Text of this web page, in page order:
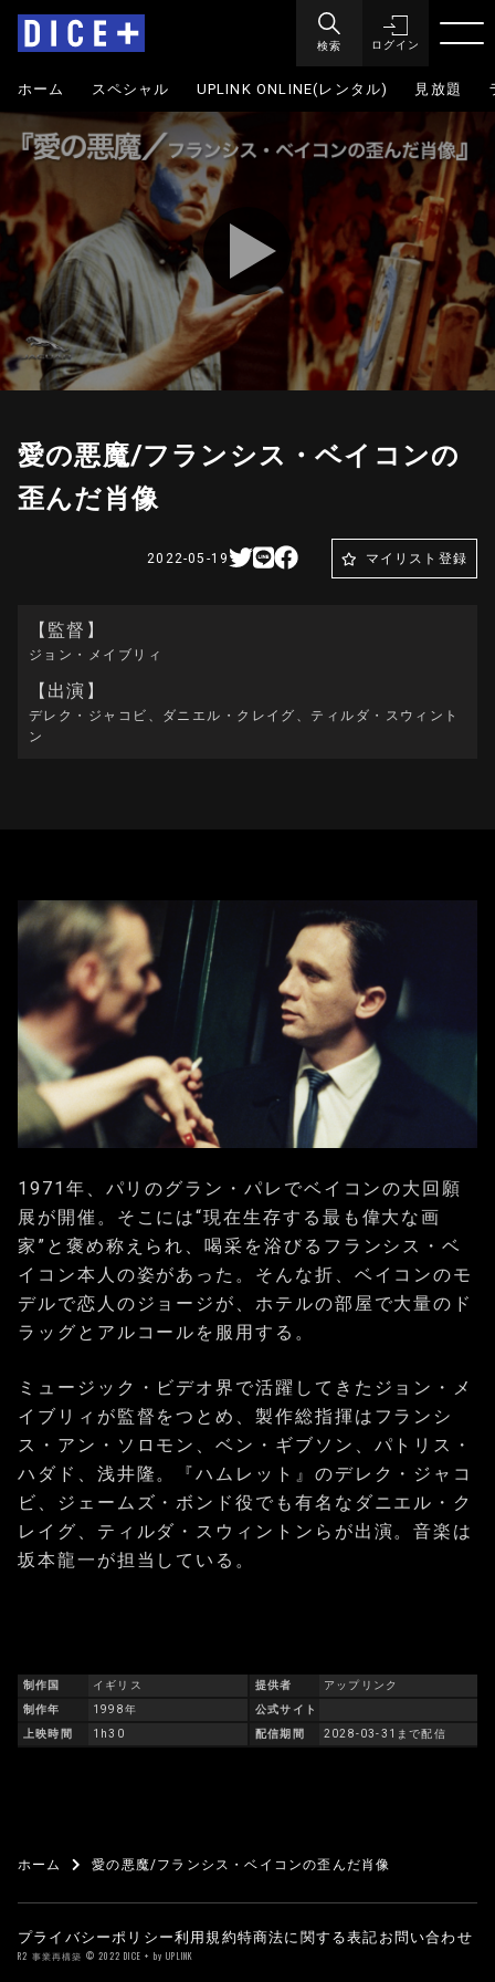
検索 ログイン
ホーム スペシャル UPLINK ONLINE(レンタル) 見放題
愛の悪魔/フランシス・ベイコンの
歪んだ肖像
2022-05-19 マイリスト登録
【監督】
ジョン・メイブリィ
【出演】
デレク・ジャコビ、ダニエル・クレイグ、ティルダ・スウィント
ン
1971年、パリのグラン・パレでベイコンの大回願
展が開催。そこには“現在生存する最も偉大な画
家”と褒め称えられ、喝采を浴びるフランシス・ベ
イコン本人の姿があった。そんな折、ベイコンのモ
デルで恋人のジョージが、ホテルの部屋で大量のド
ラッグとアルコールを服用する。
ミュージック・ビデオ界で活躍してきたジョン・メ
イブリィが監督をつとめ、製作総指揮はフランシ
ス・アン・ソロモン、ベン・ギブソン、パトリス・
ハダド、浅井隆。『ハムレット』のデレク・ジャコ
ビ、ジェームズ・ボンド役でも有名なダニエル・ク
レイグ、ティルダ・スウィントンらが出演。音楽は
坂本龍一が担当している。
制作国
イギリス
制作年
1998年
上映時間
1h30
提供者
アップリンク
公式サイト
配信期間
2028-03-31まで配信
ホーム 愛の悪魔/フランシス・ベイコンの歪んだ肖像
プライバシーポリシー利用規約特商法に関する表記 お問い合わせ
R2 事業再構築 © 2022 DICE + by UPLINK